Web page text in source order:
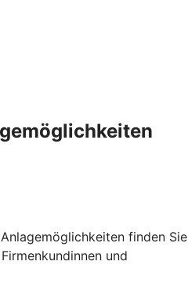
finden Sie
und